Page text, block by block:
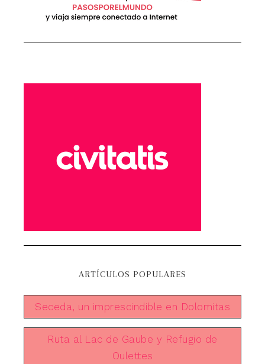
ARTÍCULOS POPULARES
Seceda, un imprescindible en Dolomitas
Ruta al Lac de Gaube y Refugio de
Oulettes